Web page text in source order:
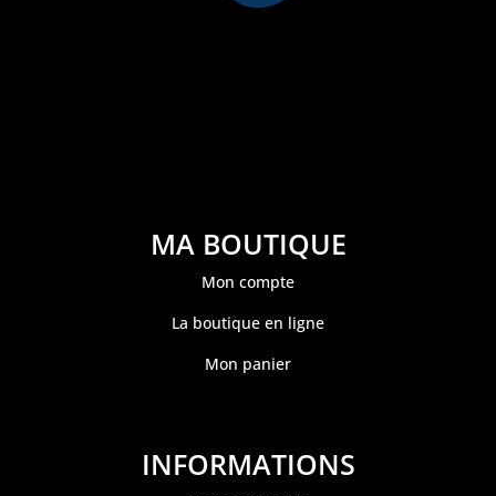
MA BOUTIQUE
Mon compte
La boutique en ligne
Mon panier
INFORMATIONS